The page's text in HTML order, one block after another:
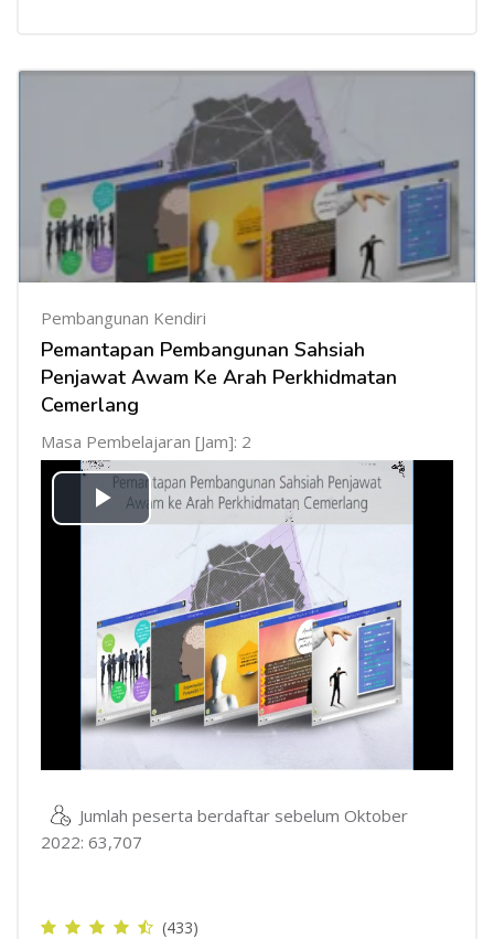
Pembangunan Kendiri
Pemantapan Pembangunan Sahsiah
Penjawat Awam Ke Arah Perkhidmatan
Cemerlang
Masa Pembelajaran [Jam]: 2
Mainkan
Jumlah peserta berdaftar sebelum Oktober
2022: 63,707
(433)